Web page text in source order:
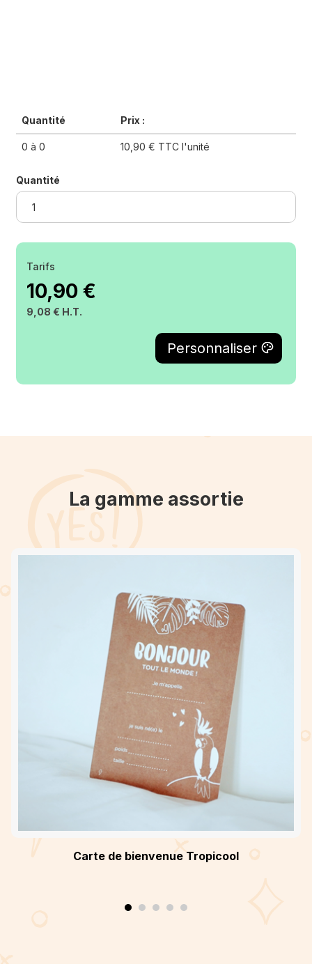
Quantité Prix :
0 à 0 10,90 € TTC l'unité
Quantité
Tarifs
10,90 €
9,08 € H.T.
La gamme assortie
Carte de bienvenue Tropicool